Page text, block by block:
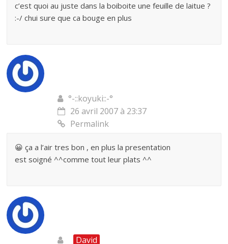
c’est quoi au juste dans la boiboite une feuille de laitue ?
:-/ chui sure que ca bouge en plus
°-::koyuki::-°
26 avril 2007 à 23:37
Permalink
😀 ça a l’air tres bon , en plus la presentation
est soigné ^^comme tout leur plats ^^
David